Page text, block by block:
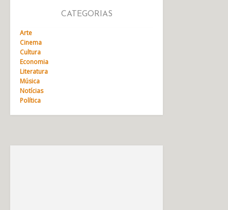
CATEGORIAS
Arte
Cinema
Cultura
Economia
Literatura
Música
Notícias
Política